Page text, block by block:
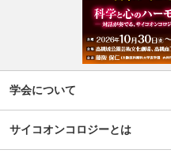
週刊現代(3月2日号)精神腫瘍
「第5回せん妄対応プログラ
【新旧対照表訂正】「がん等
学会について
サイコオンコロジーとは